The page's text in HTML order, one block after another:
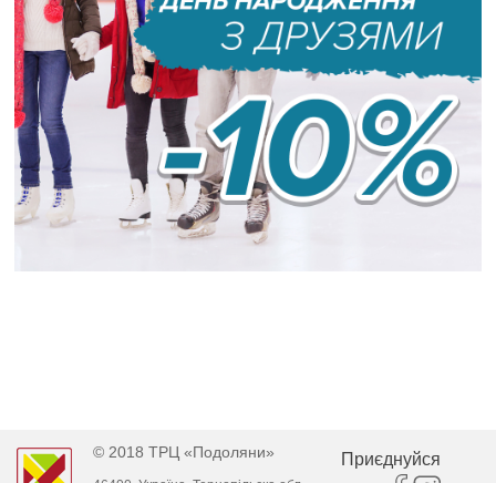
© 2018 ТРЦ «Подоляни» Приєднуйся